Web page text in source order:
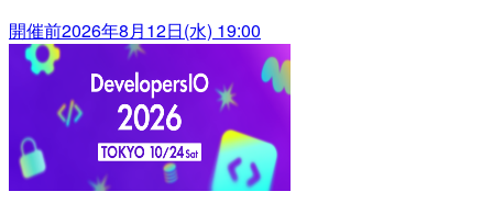
開催前2026年8月12日(水) 19:00